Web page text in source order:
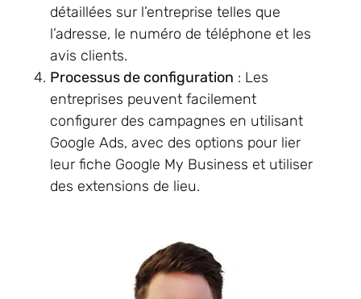
détaillées sur l’entreprise telles que
l’adresse, le numéro de téléphone et les
avis clients.
Processus de configuration : Les
entreprises peuvent facilement
configurer des campagnes en utilisant
Google Ads, avec des options pour lier
leur fiche Google My Business et utiliser
des extensions de lieu.